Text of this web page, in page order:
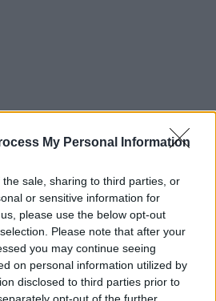
My Personal Information
sale, sharing to third parties, or
or sensitive information for
please use the below opt-out
Please note that after your
you may continue seeing
on personal information utilized by
disclosed to third parties prior to
opt-out of the further